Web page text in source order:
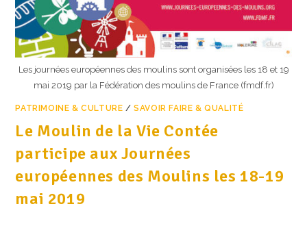
Les journées européennes des moulins sont organisées les 18 et 19
mai 2019 par la Fédération des moulins de France (fmdf.fr)
PATRIMOINE & CULTURE /SAVOIR FAIRE & QUALITÉ
Le Moulin de la Vie Contée
participe aux Journées
européennes des Moulins les 18-19
mai 2019